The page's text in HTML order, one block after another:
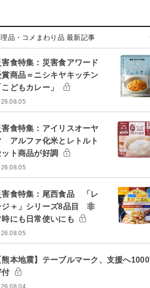
品・コメまわり品 最新記事
害食特集：災害食アワード
賞商品＝ニシキヤキッチン
こどもカレー」
害食特集：アイリスオーヤ
アルファ化米とレトルト
ット商品が好調
害食特集：尾西食品 「レ
ジ＋」シリーズ8品目 非
時にも日常使いにも
熊本地震】テーブルマーク、支援へ1000
付